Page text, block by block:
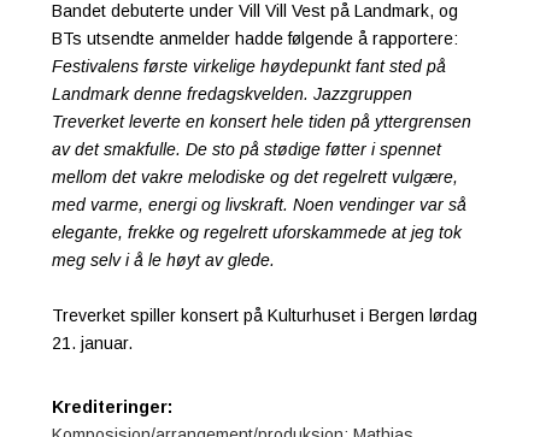
Bandet debuterte under Vill Vill Vest på Landmark, og
BTs utsendte anmelder hadde følgende å rapportere:
Festivalens første virkelige høydepunkt fant sted på
Landmark denne fredagskvelden. Jazzgruppen
Treverket leverte en konsert hele tiden på yttergrensen
av det smakfulle. De sto på stødige føtter i spennet
mellom det vakre melodiske og det regelrett vulgære,
med varme, energi og livskraft. Noen vendinger var så
elegante, frekke og regelrett uforskammede at jeg tok
meg selv i å le høyt av glede.
Treverket spiller konsert på Kulturhuset i Bergen lørdag
21. januar.
Krediteringer: